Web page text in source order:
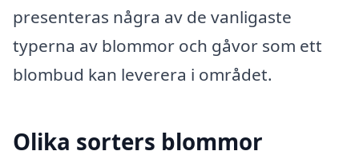
presenteras några av de vanligaste
typerna av blommor och gåvor som ett
blombud kan leverera i området.
Olika sorters blommor